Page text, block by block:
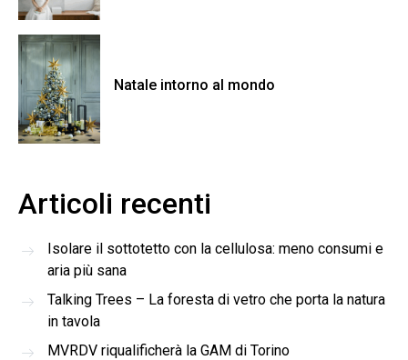
Natale intorno al mondo
Articoli recenti
Isolare il sottotetto con la cellulosa: meno consumi e
aria più sana
Talking Trees – La foresta di vetro che porta la natura
in tavola
MVRDV riqualificherà la GAM di Torino